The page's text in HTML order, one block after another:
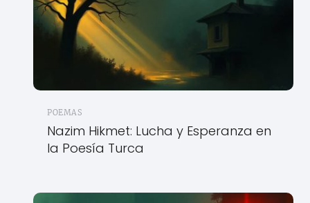
POEMAS
Nazim Hikmet: Lucha y Esperanza en
la Poesía Turca